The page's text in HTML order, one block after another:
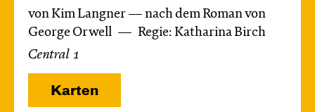
von Kim Langner — nach dem Roman von
George Orwell
Regie: Katharina Birch
Central 1
Karten